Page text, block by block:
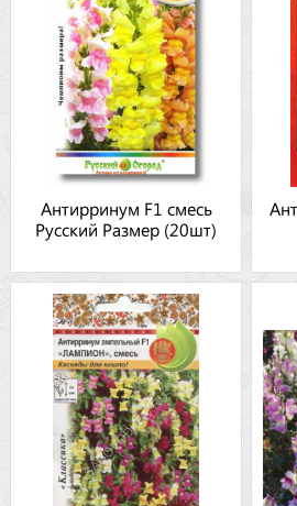
Антирринум F1 смесь
Русский Размер (20шт)